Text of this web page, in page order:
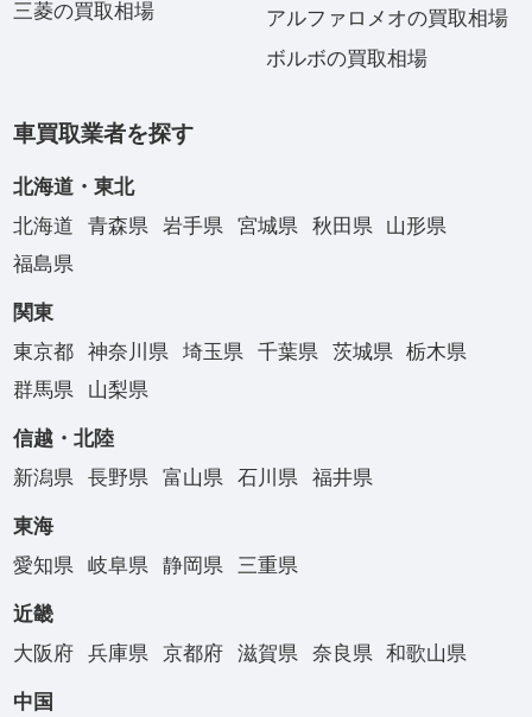
三菱の買取相場
アルファロメオの買取相場
ボルボの買取相場
車買取業者を探す
北海道・東北
北海道
青森県 岩手県 宮城県 秋田県
山形県
福島県
関東
東京都
神奈川県 埼玉県 千葉県 茨城県
栃木県
群馬県
山梨県
信越・北陸
新潟県
長野県 富山県 石川県 福井県
東海
愛知県
岐阜県 静岡県 三重県
近畿
大阪府
兵庫県 京都府 滋賀県 奈良県 和歌山県
中国